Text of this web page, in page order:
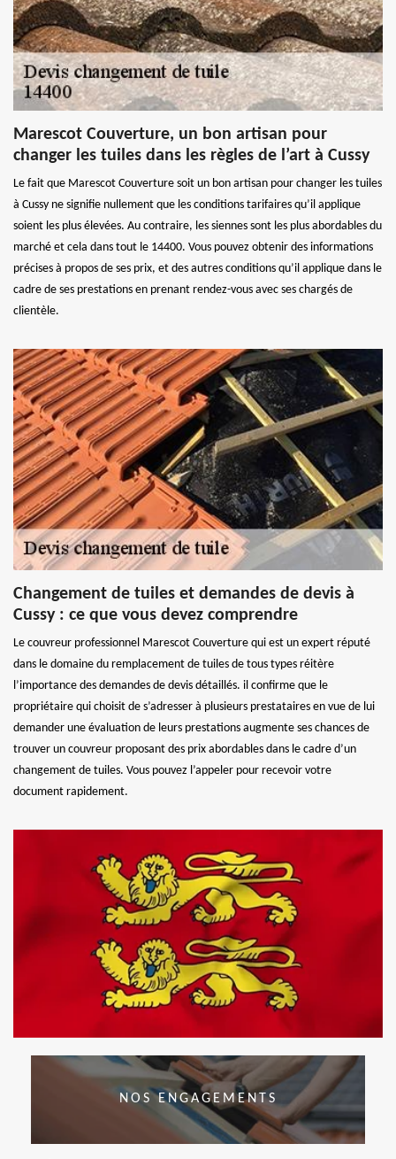
Marescot Couverture, un bon artisan pour
changer les tuiles dans les règles de l’art à Cussy
Le fait que Marescot Couverture soit un bon artisan pour changer les tuiles
à Cussy ne signifie nullement que les conditions tarifaires qu’il applique
soient les plus élevées. Au contraire, les siennes sont les plus abordables du
marché et cela dans tout le 14400. Vous pouvez obtenir des informations
précises à propos de ses prix, et des autres conditions qu’il applique dans le
cadre de ses prestations en prenant rendez-vous avec ses chargés de
clientèle.
Changement de tuiles et demandes de devis à
Cussy : ce que vous devez comprendre
Le couvreur professionnel Marescot Couverture qui est un expert réputé
dans le domaine du remplacement de tuiles de tous types réitère
l’importance des demandes de devis détaillés. il confirme que le
propriétaire qui choisit de s’adresser à plusieurs prestataires en vue de lui
demander une évaluation de leurs prestations augmente ses chances de
trouver un couvreur proposant des prix abordables dans le cadre d’un
changement de tuiles. Vous pouvez l’appeler pour recevoir votre
document rapidement.
NOS ENGAGEMENTS